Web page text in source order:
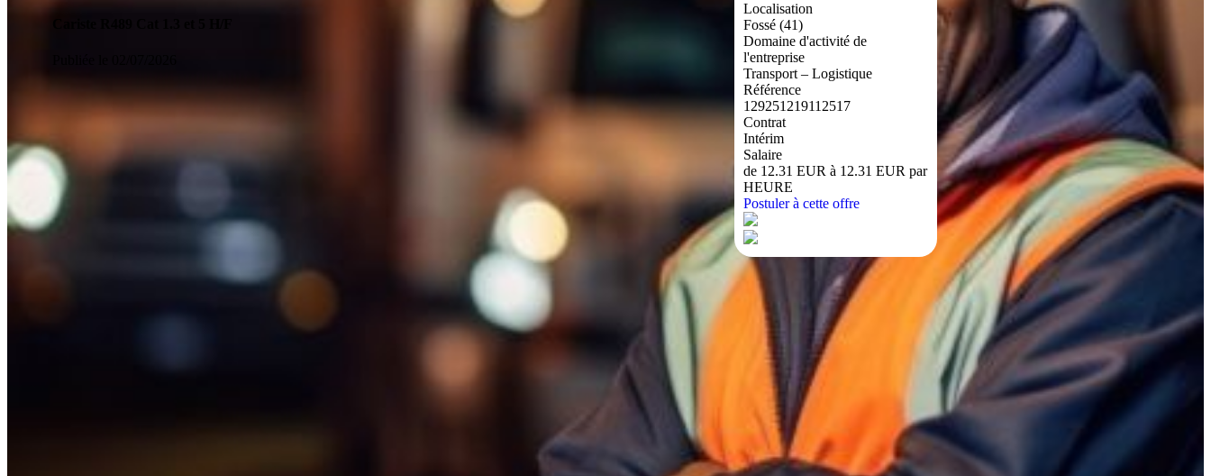
Localisation
Fossé (41)
Domaine d'activité de
l'entreprise
Transport – Logistique
Référence
129251219112517
Contrat
Intérim
Salaire
de 12.31 EUR à 12.31 EUR par
HEURE
Postuler à cette offre